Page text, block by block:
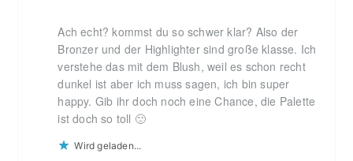
Ach echt? kommst du so schwer klar? Also der
Bronzer und der Highlighter sind große klasse. Ich
verstehe das mit dem Blush, weil es schon recht
dunkel ist aber ich muss sagen, ich bin super
happy. Gib ihr doch noch eine Chance, die Palette
ist doch so toll 🙂
Wird geladen...